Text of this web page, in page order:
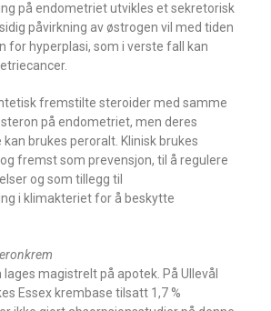
på endometriet utvikles et sekretorisk
påvirkning av østrogen vil med tiden
for hyperplasi, som i verste fall kan
fremstilte steroider med samme
på endometriet, men deres
brukes peroralt. Klinisk brukes
fremst som prevensjon, til å regulere
og som tillegg til
i klimakteriet for å beskytte
magistrelt på apotek. På Ullevål
Essex krembase tilsatt 1,7 %